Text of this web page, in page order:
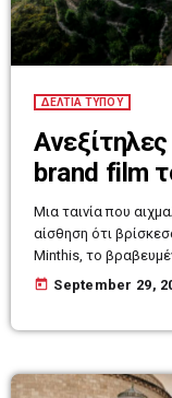
ΔΕΛΤΙΑ ΤΥΠΟΥ
brand film
Μια ταινία που
αίσθηση ότι
Minthis, το
της
σχέση […]
today September 29,